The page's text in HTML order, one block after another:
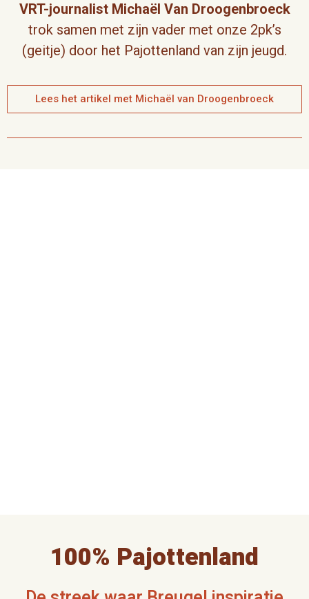
VRT-journalist Michaël Van Droogenbroeck
trok samen met zijn vader met onze 2pk’s
(geitje) door het Pajottenland van zijn jeugd.
Lees het artikel met Michaël van Droogenbroeck
100% Pajottenland